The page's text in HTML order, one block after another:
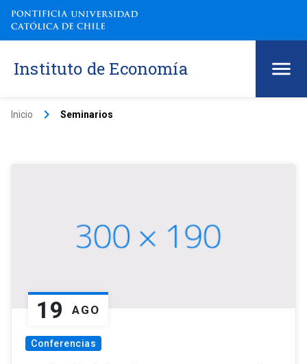
Instituto de Economía
Inicio keyboard_arrow_right Seminarios
19 AGO
Conferencias